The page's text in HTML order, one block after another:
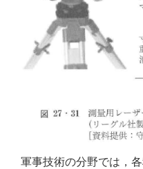
軍事技術の分野では，